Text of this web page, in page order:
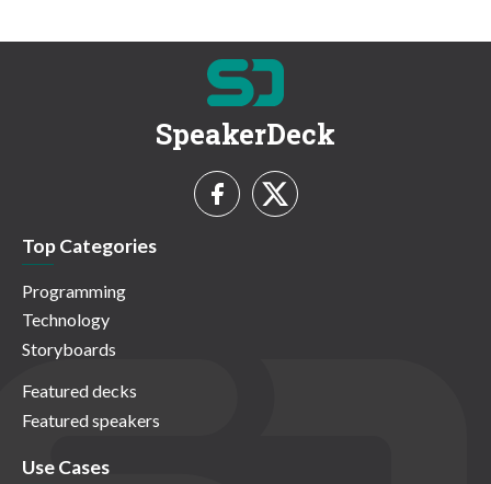
SpeakerDeck
Top Categories
Programming
Technology
Storyboards
Featured decks
Featured speakers
Use Cases